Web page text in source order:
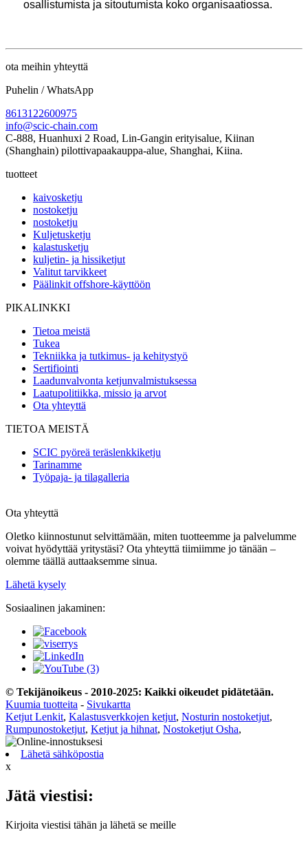
osallistumista ja sitoutumista koko organisaatiossa.
ota meihin yhteyttä
Puhelin / WhatsApp
8613122600975
info@scic-chain.com
C-888, Huanhuxi 2 Road, Lin-Gangin erityisalue, Kiinan
(Shanghain) pilottivapaakauppa-alue, Shanghai, Kiina.
tuotteet
kaivosketju
nostoketju
nostoketju
Kuljetusketju
kalastusketju
kuljetin- ja hissiketjut
Valitut tarvikkeet
Päälinkit offshore-käyttöön
PIKALINKKI
Tietoa meistä
Tukea
Tekniikka ja tutkimus- ja kehitystyö
Sertifiointi
Laadunvalvonta ketjunvalmistuksessa
Laatupolitiikka, missio ja arvot
Ota yhteyttä
TIETOA MEISTÄ
SCIC pyöreä teräslenkkiketju
Tarinamme
Työpaja- ja tilagalleria
Ota yhteyttä
Oletko kiinnostunut selvittämään, miten tuotteemme ja palvelumme
voivat hyödyttää yritystäsi? Ota yhteyttä tiimiimme jo tänään –
olemme täällä auttaaksemme sinua.
Lähetä kysely
Sosiaalinen jakaminen:
© Tekijänoikeus - 2010-2025: Kaikki oikeudet pidätetään.
Kuumia tuotteita - Sivukartta
Ketjut Lenkit, Kalastusverkkojen ketjut, Nosturin nostoketjut,
Rumpunostoketjut, Ketjut ja hihnat, Nostoketjut Osha,
Lähetä sähköpostia
x
Jätä viestisi:
Kirjoita viestisi tähän ja lähetä se meille